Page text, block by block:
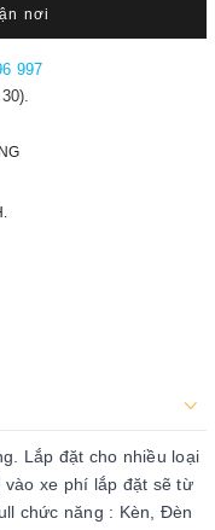
nơi
997
Lắp đặt cho nhiều loại
vào xe phí lắp đặt sẽ từ
chức năng : Kèn, Đèn